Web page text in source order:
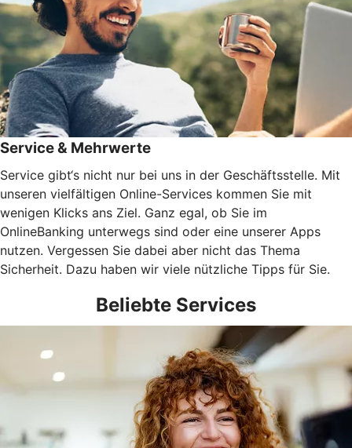
Service & Mehrwerte
Service gibt‘s nicht nur bei uns in der Geschäftsstelle. Mit
unseren vielfältigen Online-Services kommen Sie mit
wenigen Klicks ans Ziel. Ganz egal, ob Sie im
OnlineBanking unterwegs sind oder eine unserer Apps
nutzen. Vergessen Sie dabei aber nicht das Thema
Sicherheit. Dazu haben wir viele nützliche Tipps für Sie.
Beliebte Services